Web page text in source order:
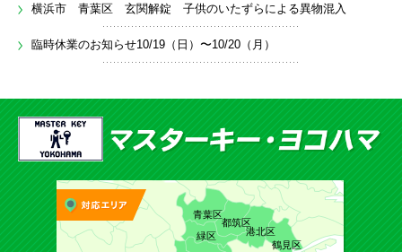
横浜市 青葉区 玄関解錠 子供のいたずらによる異物混入
臨時休業のお知らせ10/19（日）〜10/20（月）
青葉区
都筑区
港北区
鶴見区
緑区